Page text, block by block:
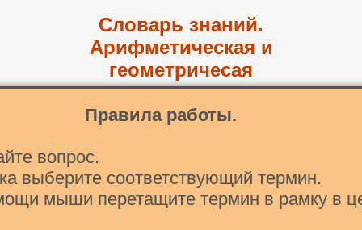
Словарь знаний.
Арифметическая и
геометричесая
прогрессии
Правила работы.
вопрос.
выберите соответствующий термин.
мыши перетащите термин в рамку в
разностью арифметической прогрессии